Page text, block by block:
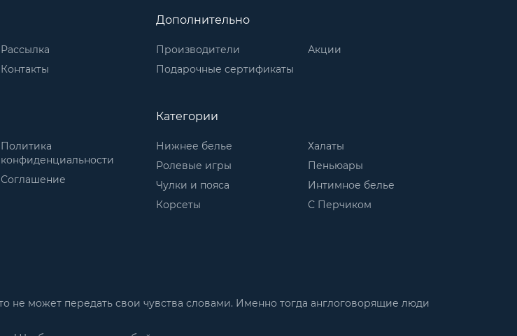
Рассылка
Контакты
Дополнительно
Производители
Подарочные сертификаты
Акции
Политика
конфиденциальности
Соглашение
Категории
Нижнее белье
Ролевые игры
Чулки и пояса
Корсеты
Халаты
Пеньюары
Интимное белье
С Перчиком
не может передать свои чувства словами. Именно тогда англоговорящие люди